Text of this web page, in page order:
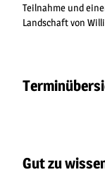
Teilnahme und
Landschaft von
Gut zu